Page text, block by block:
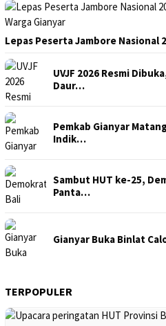
Lepas Peserta Jambore Nasional
UVJF 2026 Resmi
Daur…
Pemkab Gianyar
Indik…
Sambut HUT ke-25,
Panta…
Gianyar Buka Binlat
TERPOPULER